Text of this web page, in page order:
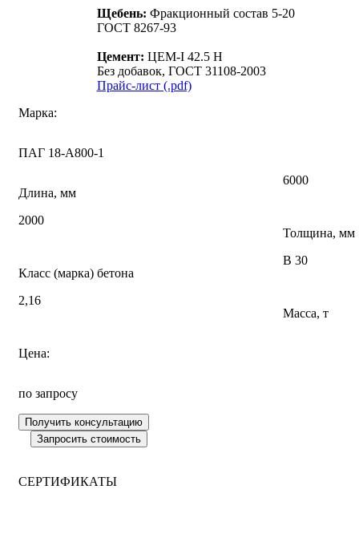
Щебень: Фракционный состав 5-20
ГОСТ 8267-93
Цемент: ЦЕМ-I 42.5 Н
Без добавок, ГОСТ 31108-2003
Прайс-лист (.pdf)
Марка:
ПАГ 18-А800-1
Длина, мм
6000
2000
Толщина, мм
Класс (марка) бетона
В 30
2,16
Масса, т
Цена:
по запросу
СЕРТИФИКАТЫ